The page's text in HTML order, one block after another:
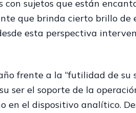
sujetos que están
que brinda cierto brillo
esta perspectiva
frente a la “futilidad de su
ser el soporte de la
el dispositivo analítico.